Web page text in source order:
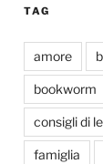
TAG
amore
bookworm
consigli di
famiglia